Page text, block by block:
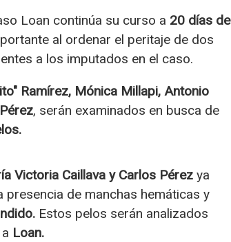
Loan continúa su curso a 20 días de
al ordenar el peritaje de dos
a los imputados en el caso.
Ramírez, Mónica Millapi, Antonio
, serán examinados en busca de
Victoria Caillava y Carlos Pérez ya
de manchas hemáticas y
Estos pelos serán analizados
a Loan.